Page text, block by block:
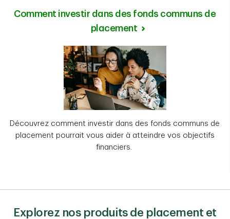
Comment investir dans des fonds communs de
placement
Découvrez comment investir dans des fonds communs de
placement pourrait vous aider à atteindre vos objectifs
financiers.
Explorez nos produits de placement et